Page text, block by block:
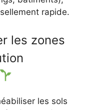
rapide.
les zones
les sols